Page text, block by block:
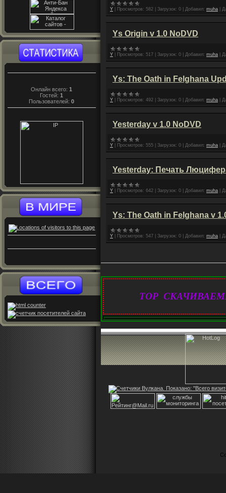
Онлайн всего:1
Гостей:1
Пользователей:0
Y Просмотров: 582 Загрузок: 0 Добавил: muha
Ys Origin v 1.0 NoDVD
Y Просмотров: 517 Загрузок: 0 Добавил: muha
Ys: The Oath in Felghana
Y Просмотров: 492 Загрузок: 0 Добавил: muha
Yesterday v 1.0 NoDVD
Y Просмотров: 555 Загрузок: 0 Добавил: muha
Yesterday: Печать
Y Просмотров: 642 Загрузок: 0 Добавил: muha
Ys: The Oath in Felghana v
Y Просмотров: 547 Загрузок: 0 Добавил: muha
TOP